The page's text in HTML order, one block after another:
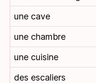
une cave
une chambre
une cuisine
des escaliers